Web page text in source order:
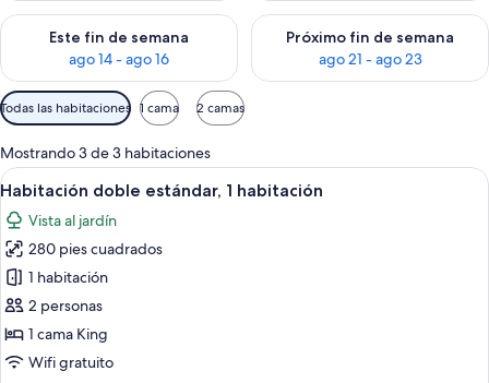
Este fin de semana
ago 14 - ago 16
Consulta la disponibilidad para este fin de semana ago 14 -
Próximo fin de semana
ago 21 - ago 23
Consulta la disponibilidad
Filtros
disponibles
para
las
habitaciones
Todas las habitaciones 1 cama 2 camas
Mostrando 3 de 3 habitaciones
Abrir
todas
las
fotos
de
Habitación
doble
estándar,
Un dormitorio con una cama
9
Habitación doble estándar, 1 habitación
Vista al jardín
280 pies cuadrados
1 habitación
2 personas
1 cama King
Wifi gratuito